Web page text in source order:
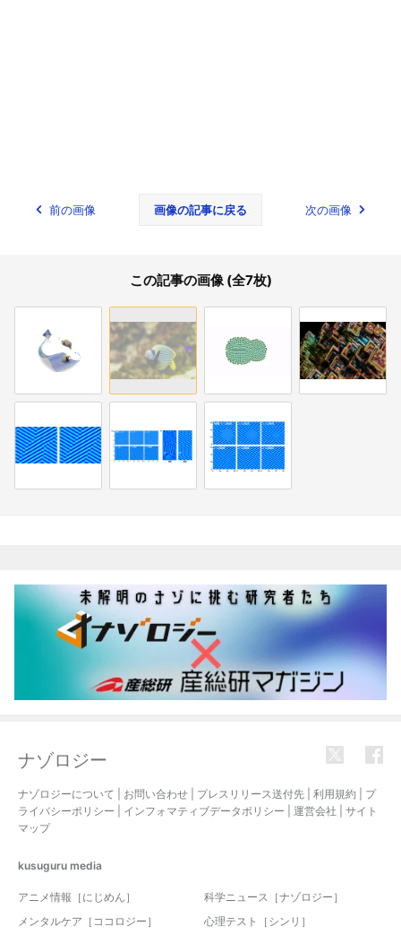
前の画像 画像の記事に戻る 次の画像
この記事の画像 (全7枚)
ナゾロジー
ナゾロジーについて お問い合わせ プレスリリース送付先 利用規約
プ
ライバシーポリシー
インフォマティブデータポリシー 運営会社
サイト
マップ
kusuguru media
アニメ情報［にじめん］
科学ニュース［ナゾロジー］
メンタルケア［ココロジー］
心理テスト［シンリ］